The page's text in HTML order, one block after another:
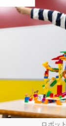
ロボッ